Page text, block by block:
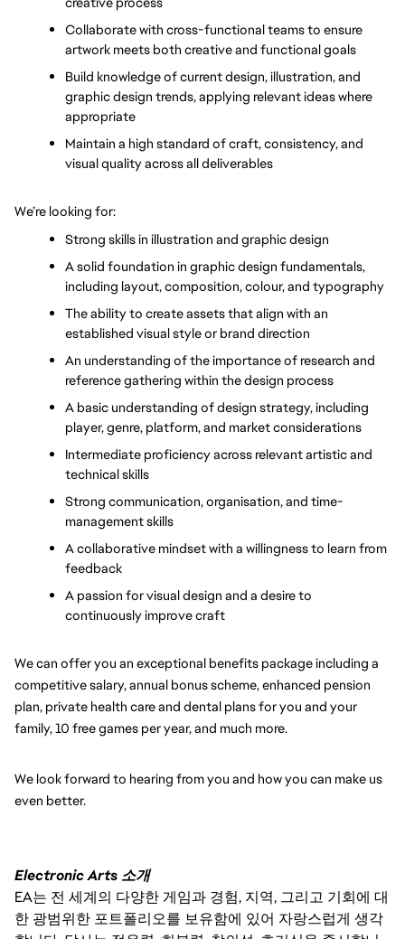
Collaborate with cross-functional teams to ensure
artwork meets both creative and functional goals
Build knowledge of current design, illustration, and
graphic design trends, applying relevant ideas where
appropriate
Maintain a high standard of craft, consistency, and
visual quality across all deliverables
We’re looking for:
Strong skills in illustration and graphic design
A solid foundation in graphic design fundamentals,
including layout, composition, colour, and typography
The ability to create assets that align with an
established visual style or brand direction
An understanding of the importance of research and
reference gathering within the design process
A basic understanding of design strategy, including
player, genre, platform, and market considerations
Intermediate proficiency across relevant artistic and
technical skills
Strong communication, organisation, and time-
management skills
A collaborative mindset with a willingness to learn from
feedback
A passion for visual design and a desire to
continuously improve craft
We can offer you an exceptional benefits package including a
competitive salary, annual bonus scheme, enhanced pension
plan, private health care and dental plans for you and your
family, 10 free games per year, and much more.
We look forward to hearing from you and how you can make us
even better.
Electronic Arts 소개
EA는 전 세계의 다양한 게임과 경험, 지역, 그리고 기회에 대
한 광범위한 포트폴리오를 보유함에 있어 자랑스럽게 생각